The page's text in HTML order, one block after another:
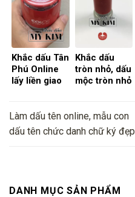
Khắc dấu Tân
Phú Online
lấy liền giao
Khắc dấu
tròn nhỏ, dấu
mộc tròn nhỏ
Làm dấu tên online, mẫu con
dấu tên chức danh chữ ký đẹp
DANH MỤC SẢN PHẨM